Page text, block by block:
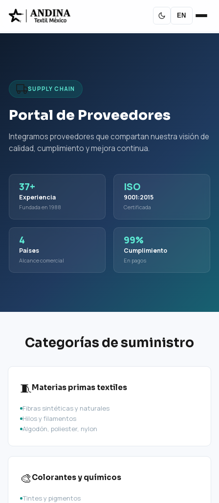
EN
SUPPLY CHAIN
Portal de Proveedores
Integramos proveedores que compartan nuestra visión de
calidad, cumplimiento y mejora continua.
37+
Experiencia
Fundada en 1988
ISO
9001:2015
Certificada
4
Países
Alcance comercial
99%
Cumplimiento
En pagos
Categorías de suministro
🧵Materias primas textiles
Fibras sintéticas y naturales
Hilos y filamentos
Algodón, poliester, nylon
🎨 Colorantes y químicos
Tintes y pigmentos